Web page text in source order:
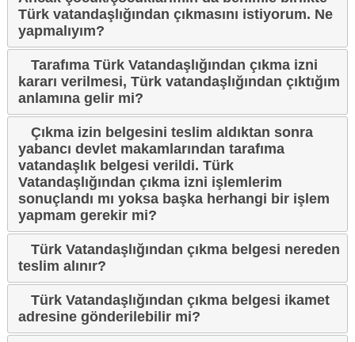
Türk vatandaşlığından çıkmasını istiyorum. Ne
yapmalıyım?
Tarafıma Türk Vatandaşlığından çıkma izni
kararı verilmesi, Türk vatandaşlığından çıktığım
anlamına gelir mi?
Çıkma izin belgesini teslim aldıktan sonra
yabancı devlet makamlarından tarafıma
vatandaşlık belgesi verildi. Türk
Vatandaşlığından çıkma izni işlemlerim
sonuçlandı mı yoksa başka herhangi bir işlem
yapmam gerekir mi?
Türk Vatandaşlığından çıkma belgesi nereden
teslim alınır?
Türk Vatandaşlığından çıkma belgesi ikamet
adresine gönderilebilir mi?